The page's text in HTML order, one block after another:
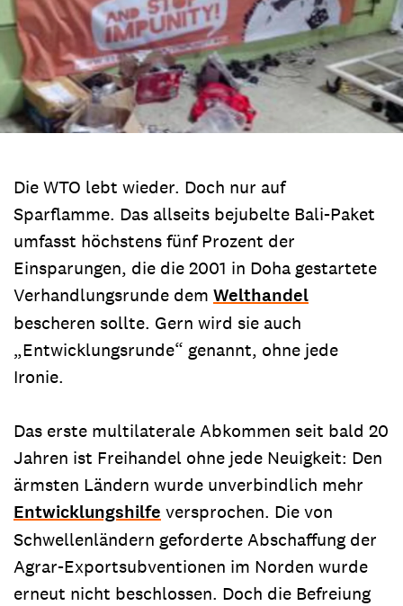
Die WTO lebt wieder. Doch nur auf
Sparflamme. Das allseits bejubelte Bali-Paket
umfasst höchstens fünf Prozent der
Einsparungen, die die 2001 in Doha gestartete
Verhandlungsrunde dem Welthandel
bescheren sollte. Gern wird sie auch
„Entwicklungsrunde“ genannt, ohne jede
Ironie.
Das erste multilaterale Abkommen seit bald 20
Jahren ist Freihandel ohne jede Neuigkeit: Den
ärmsten Ländern wurde unverbindlich mehr
Entwicklungshilfe versprochen. Die von
Schwellenländern geforderte Abschaffung der
Agrar-Exportsubventionen im Norden wurde
erneut nicht beschlossen. Doch die Befreiung